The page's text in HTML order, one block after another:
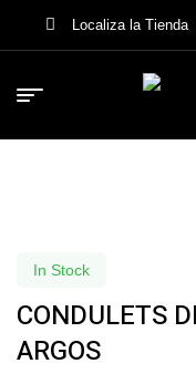
Localiza la Tienda
In Stock
CONDULETS
ARGOS